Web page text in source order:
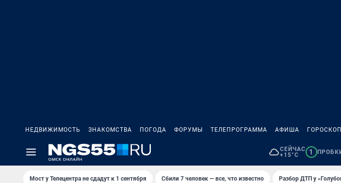
НЕДВИЖИМОСТЬ ЗНАКОМСТВА ПОГОДА ФОРУМЫ ТЕЛЕПРОГРАММА АФИША ГОРОСКОП
СЕЙЧАС
+15°C
1
Мост у Телецентра не сдадут к 1 сентября Сбили 7 человек — все, что известно Разбор ДТП у